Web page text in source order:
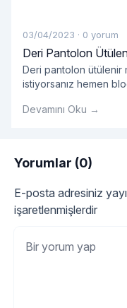
03/04/2023 · 0 yorum
Deri Pantolon
Deri pantolon ütülenir
istiyorsanız hemen blog
Devamını Oku →
Yorumlar (0)
E-posta adresiniz
işaretlenmişlerdir